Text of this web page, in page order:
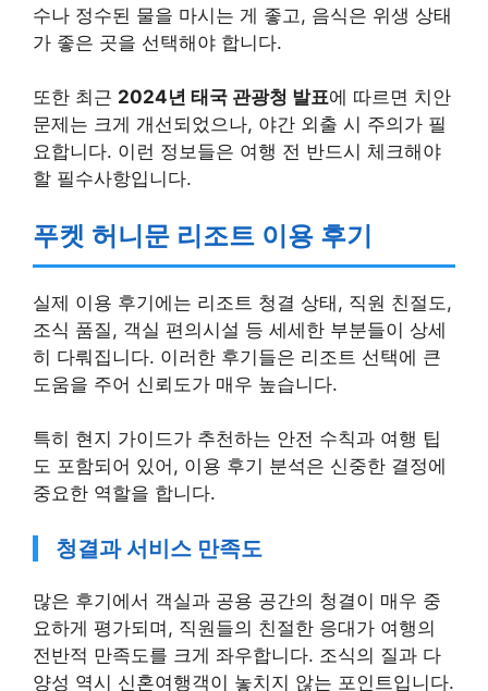
수나 정수된 물을 마시는 게 좋고, 음식은 위생 상태
가 좋은 곳을 선택해야 합니다.
또한 최근 2024년 태국 관광청 발표에 따르면 치안
문제는 크게 개선되었으나, 야간 외출 시 주의가 필
요합니다. 이런 정보들은 여행 전 반드시 체크해야
할 필수사항입니다.
푸켓 허니문 리조트 이용 후기
실제 이용 후기에는 리조트 청결 상태, 직원 친절도,
조식 품질, 객실 편의시설 등 세세한 부분들이 상세
히 다뤄집니다. 이러한 후기들은 리조트 선택에 큰
도움을 주어 신뢰도가 매우 높습니다.
특히 현지 가이드가 추천하는 안전 수칙과 여행 팁
도 포함되어 있어, 이용 후기 분석은 신중한 결정에
중요한 역할을 합니다.
청결과 서비스 만족도
많은 후기에서 객실과 공용 공간의 청결이 매우 중
요하게 평가되며, 직원들의 친절한 응대가 여행의
전반적 만족도를 크게 좌우합니다. 조식의 질과 다
양성 역시 신혼여행객이 놓치지 않는 포인트입니다.